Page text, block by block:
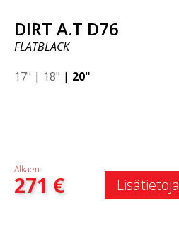
DIRT A.T D76
FLATBLACK
17" | 18" | 20"
Alkaen:
271 € Lisätietoja